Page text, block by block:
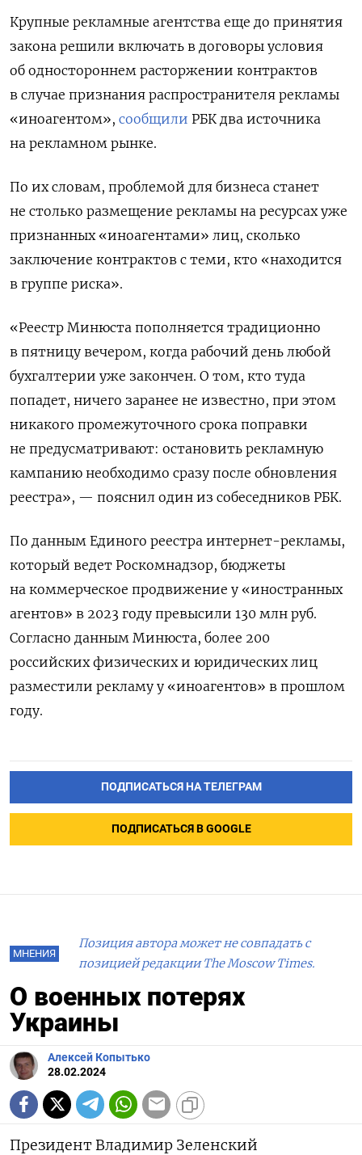
Крупные рекламные агентства еще до принятия
закона решили включать в договоры условия
об одностороннем расторжении контрактов
в случае признания распространителя рекламы
«иноагентом», сообщили РБК два источника
на рекламном рынке.
По их словам, проблемой для бизнеса станет
не столько размещение рекламы на ресурсах уже
признанных «иноагентами» лиц, сколько
заключение контрактов с теми, кто «находится
в группе риска».
«Реестр Минюста пополняется традиционно
в пятницу вечером, когда рабочий день любой
бухгалтерии уже закончен. О том, кто туда
попадет, ничего заранее не известно, при этом
никакого промежуточного срока поправки
не предусматривают: остановить рекламную
кампанию необходимо сразу после обновления
реестра», — пояснил один из собеседников РБК.
По данным Единого реестра интернет-рекламы,
который ведет Роскомнадзор, бюджеты
на коммерческое продвижение у «иностранных
агентов» в 2023 году превысили 130 млн руб.
Согласно данным Минюста, более 200
российских физических и юридических лиц
разместили рекламу у «иноагентов» в прошлом
году.
ПОДПИСАТЬСЯ НА ТЕЛЕГРАМ
ПОДПИСАТЬСЯ В GOOGLE
МНЕНИЯ
Позиция автора может не совпадать с
позицией редакции The Moscow Times.
О военных потерях
Украины
Алексей Копытько
28.02.2024
Президент Владимир Зеленский